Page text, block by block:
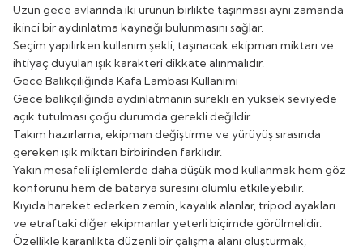
Uzun gece avlarında iki ürünün birlikte taşınması aynı zamanda
ikinci bir aydınlatma kaynağı bulunmasını sağlar.
Seçim yapılırken kullanım şekli, taşınacak ekipman miktarı ve
ihtiyaç duyulan ışık karakteri dikkate alınmalıdır.
Gece Balıkçılığında Kafa Lambası Kullanımı
Gece balıkçılığında aydınlatmanın sürekli en yüksek seviyede
açık tutulması çoğu durumda gerekli değildir.
Takım hazırlama, ekipman değiştirme ve yürüyüş sırasında
gereken ışık miktarı birbirinden farklıdır.
Yakın mesafeli işlemlerde daha düşük mod kullanmak hem göz
konforunu hem de batarya süresini olumlu etkileyebilir.
Kıyıda hareket ederken zemin, kayalık alanlar, tripod ayakları
ve etraftaki diğer ekipmanlar yeterli biçimde görülmelidir.
Özellikle karanlıkta düzenli bir çalışma alanı oluşturmak,